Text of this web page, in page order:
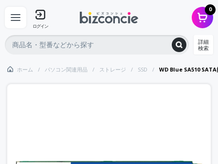
ログイン
0
詳細
検索
ホーム パソコン関連用品 ストレージ SSD WD Blue SA510 SATA